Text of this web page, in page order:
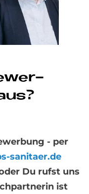
- per
sanitaer.de
Du rufst uns
ist